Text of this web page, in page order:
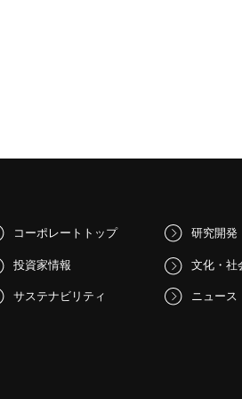
コーポレートトップ
投資家情報
サステナビリティ
研究開発
文化・社
ニュース